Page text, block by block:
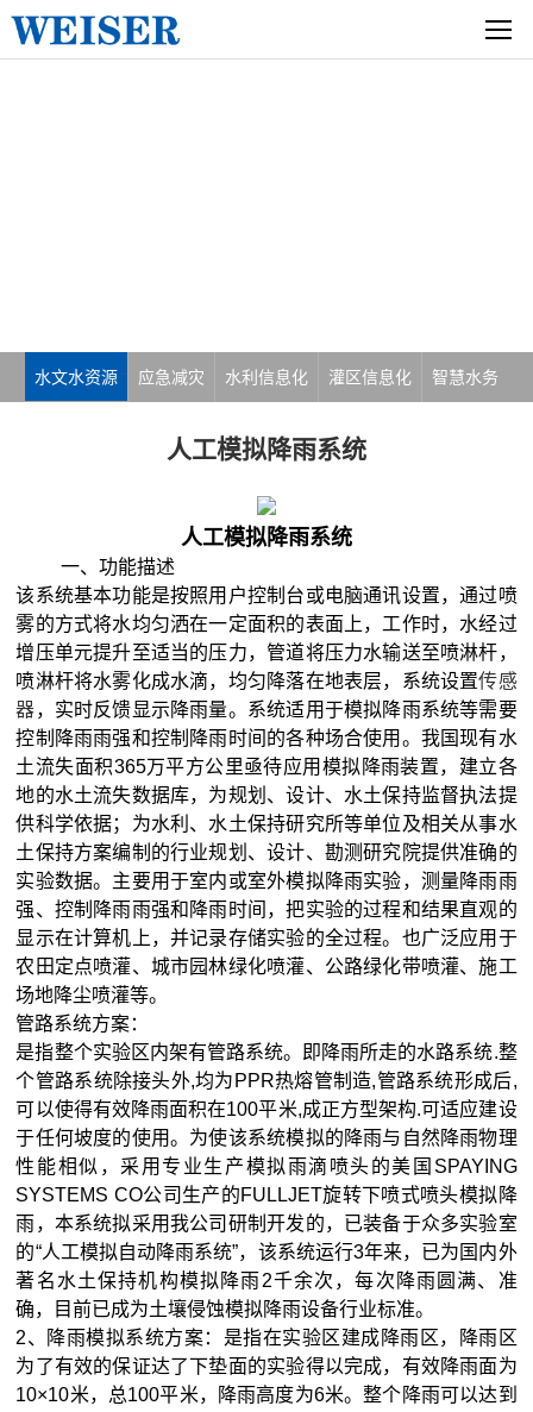
水文水资源 应急减灾 水利信息化 灌区信息化 智慧水务
人工模拟降雨系统
人工模拟降雨系统
一、功能描述
该系统基本功能是按照用户控制台或电脑通讯设置，通过喷
雾的方式将水均匀洒在一定面积的表面上，工作时，水经过
增压单元提升至适当的压力，管道将压力水输送至喷淋杆，
喷淋杆将水雾化成水滴，均匀降落在地表层，系统设置传感
器，实时反馈显示降雨量。系统适用于模拟降雨系统等需要
控制降雨雨强和控制降雨时间的各种场合使用。我国现有水
土流失面积365万平方公里亟待应用模拟降雨装置，建立各
地的水土流失数据库，为规划、设计、水土保持监督执法提
供科学依据；为水利、水土保持研究所等单位及相关从事水
土保持方案编制的行业规划、设计、勘测研究院提供准确的
实验数据。主要用于室内或室外模拟降雨实验，测量降雨雨
强、控制降雨雨强和降雨时间，把实验的过程和结果直观的
显示在计算机上，并记录存储实验的全过程。也广泛应用于
农田定点喷灌、城市园林绿化喷灌、公路绿化带喷灌、施工
场地降尘喷灌等。
管路系统方案：
是指整个实验区内架有管路系统。即降雨所走的水路系统.整
个管路系统除接头外,均为 PPR热熔管制造,管路系统形成后,
可以使得有效降雨面积在100平米,成正方型架构.可适应建设
于任何坡度的使用。为使该系统模拟的降雨与自然降雨物理
性能相似，采用专业生产模拟雨滴喷头的美国 SPAYING
SYSTEMS CO公司生产的FULLJET旋转下喷式喷头模拟降
雨，本系统拟采用我公司研制开发的，已装备于众多实验室
的“人工模拟自动降雨系统”，该系统运行3年来，已为国内外
著名水土保持机构模拟降雨 2千余次，每次降雨圆满、准
确，目前已成为土壤侵蚀模拟降雨设备行业标准。
2、降雨模拟系统方案：是指在实验区建成降雨区，降雨区
为了有效的保证达了下垫面的实验得以完成，有效降雨面为
10×10米，总100平米，降雨高度为6米。整个降雨可以达到